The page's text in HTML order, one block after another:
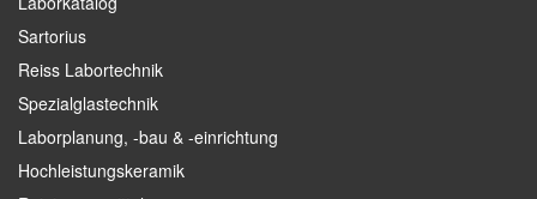
Sartorius
Reiss Labortechnik
Spezialglastechnik
Laborplanung, -bau & -einrichtung
Hochleistungskeramik